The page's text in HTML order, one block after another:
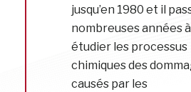
jusqu’en 1980 et il
nombreuses années à
étudier les processus
chimiques des
causés par les